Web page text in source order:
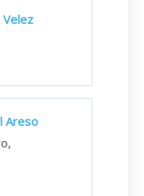
Velez
Areso